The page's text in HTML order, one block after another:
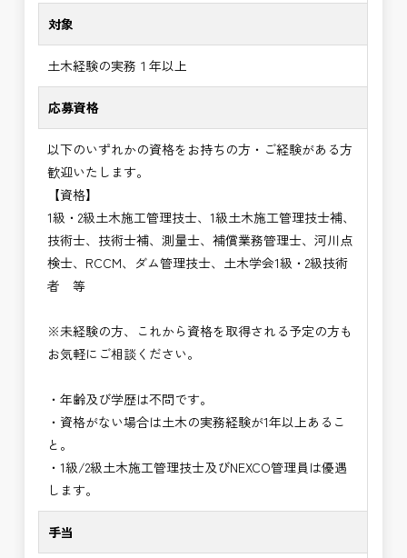
対象
土木経験の実務１年以上
応募資格
以下のいずれかの資格をお持ちの方・ご経験がある方
歓迎いたします。
【資格】
1級・2級土木施工管理技士、1級土木施工管理技士補、
技術士、技術士補、測量士、補償業務管理士、河川点
検士、RCCM、ダム管理技士、土木学会1級・2級技術
者 等
※未経験の方、これから資格を取得される予定の方も
お気軽にご相談ください。
・年齢及び学歴は不問です。
・資格がない場合は土木の実務経験が1年以上あるこ
と。
・1級/2級土木施工管理技士及びNEXCO管理員は優遇
します。
手当